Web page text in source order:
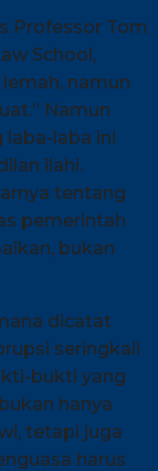
Professor Tom
School,
namun
Namun
laba-laba ini
ilahi.
tentang
pemerintah
bukan
dicatat
seringkali
bukti yang
hanya
tetapi juga
harus